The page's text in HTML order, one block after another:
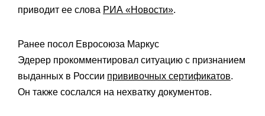
приводит ее слова РИА «Новости».
Ранее посол Евросоюза Маркус
Эдерер прокомментировал ситуацию с признанием
выданных в России прививочных сертификатов.
Он также сослался на нехватку документов.